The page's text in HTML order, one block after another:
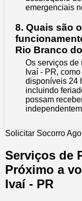
emergenciais
8. Quais são
Rio Branco
Os serviços de
Ivaí - PR,
disponíveis 24
incluindo
possam
Solicitar Socorro
Serviços de
Próximo a
Ivaí - PR